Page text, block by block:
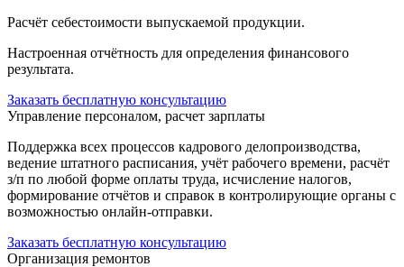
Расчёт себестоимости выпускаемой продукции.
Настроенная отчётность для определения финансового
результата.
Заказать бесплатную консультацию
Управление персоналом, расчет зарплаты
Поддержка всех процессов кадрового делопроизводства,
ведение штатного расписания, учёт рабочего времени, расчёт
з/п по любой форме оплаты труда, исчисление налогов,
формирование отчётов и справок в контролирующие органы с
возможностью онлайн-отправки.
Заказать бесплатную консультацию
Организация ремонтов